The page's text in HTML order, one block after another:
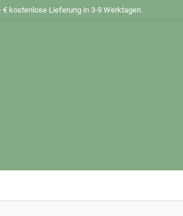
€ kostenlose Lieferung in 3-9 Werktagen.